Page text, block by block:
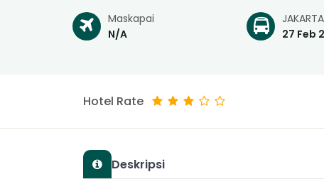
Maskapai
N/A
JAKARTA
27 Feb
Hotel Rate
Deskripsi